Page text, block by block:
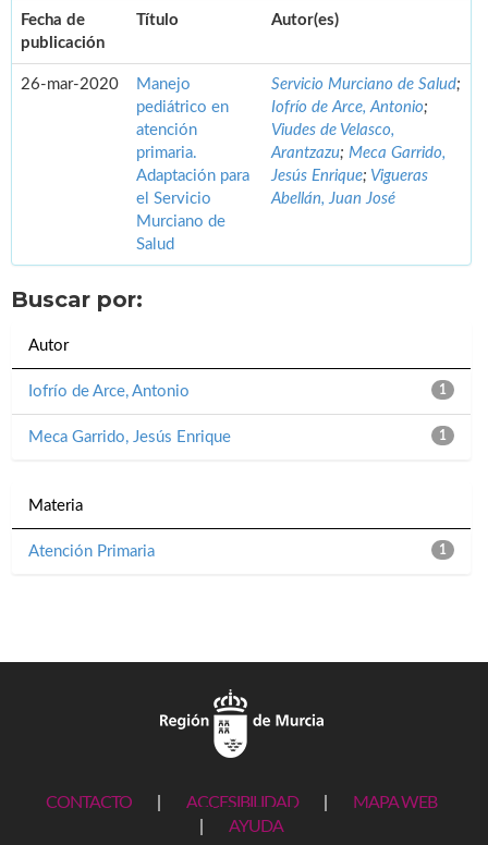
Fecha de
publicación
Título Autor(es)
26-mar-2020
Manejo
pediátrico en
atención
primaria.
Adaptación para
el Servicio
Murciano de
Salud
Servicio Murciano de Salud;
Iofrío de Arce, Antonio;
Viudes de Velasco,
Arantzazu; Meca Garrido,
Jesús Enrique; Vigueras
Abellán, Juan José
Buscar por:
Autor
1
Iofrío de Arce, Antonio
1
Meca Garrido, Jesús Enrique
Materia
1
Atención Primaria
CONTACTO ACCESIBILIDAD
MAPA WEB
AYUDA